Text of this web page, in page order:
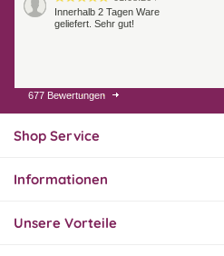
Innerhalb 2 Tagen Ware
geliefert. Sehr gut!
31.07.26
Super schnelle Lieferung,
hervorragend. Gerne
677 Bewertungen
Shop Service
Informationen
Unsere Vorteile